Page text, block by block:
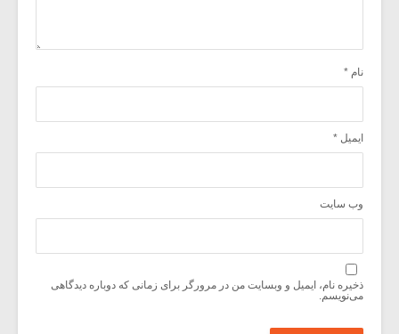
نام *
ایمیل *
وب‌ سایت
ذخیره نام، ایمیل و وبسایت من در مرورگر برای زمانی که دوباره دیدگاهی
می‌نویسم.